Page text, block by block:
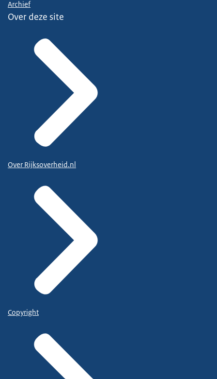
Archief
Over deze site
Over Rijksoverheid.nl
Copyright